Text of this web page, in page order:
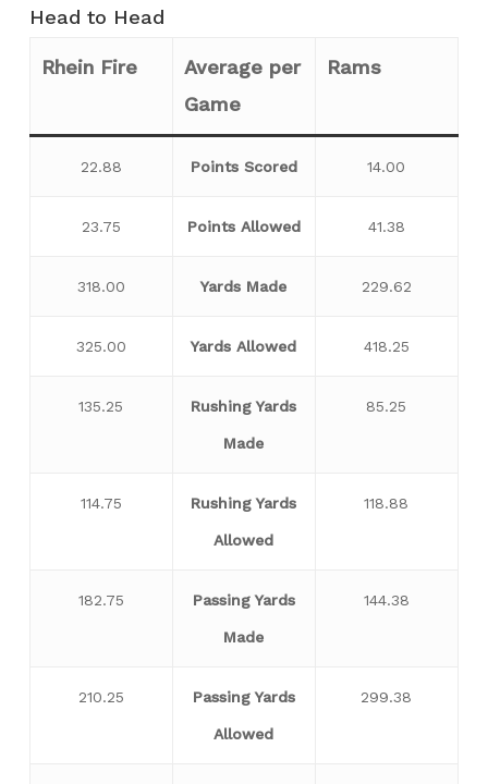
Head to Head
Rhein Fire
Average per
Game
Rams
22.88 Points Scored 14.00
23.75 Points Allowed 41.38
318.00 Yards Made 229.62
325.00 Yards Allowed 418.25
135.25 Rushing Yards
Made
85.25
114.75 Rushing Yards
Allowed
118.88
182.75 Passing Yards
Made
144.38
210.25 Passing Yards
Allowed
299.38